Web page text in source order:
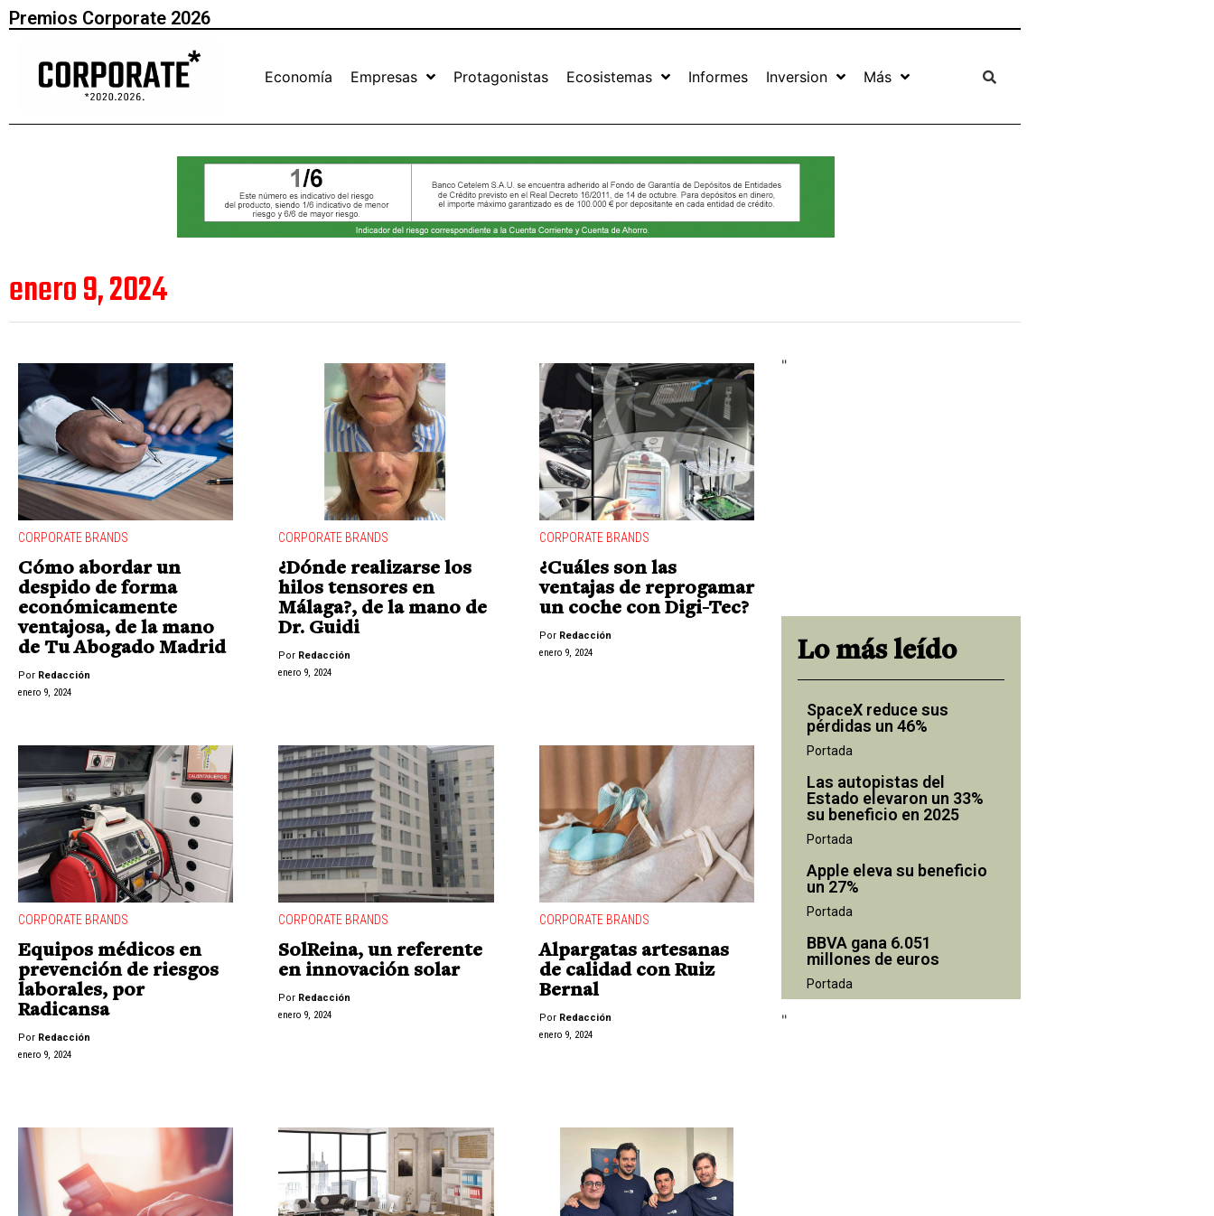
Premios Corporate 2026
Economía Empresas Protagonistas Ecosistemas Informes Inversion Más
enero 9, 2024
CORPORATE BRANDS
Cómo abordar un
despido de forma
económicamente
ventajosa, de la mano
de Tu Abogado Madrid
Por Redacción
enero 9, 2024
CORPORATE BRANDS
¿Dónde realizarse los
hilos tensores en
Málaga?, de la mano de
Dr. Guidi
Por Redacción
enero 9, 2024
CORPORATE BRANDS
¿Cuáles son las
ventajas de reprogamar
un coche con Digi-Tec?
Por Redacción
enero 9, 2024
CORPORATE BRANDS
Equipos médicos en
prevención de riesgos
laborales, por
Radicansa
Por Redacción
enero 9, 2024
CORPORATE BRANDS
SolReina, un referente
en innovación solar
Por Redacción
enero 9, 2024
CORPORATE BRANDS
Alpargatas artesanas
de calidad con Ruiz
Bernal
Por Redacción
enero 9, 2024
"
Lo más leído
SpaceX reduce sus
pérdidas un 46%
Portada
Las autopistas del
Estado elevaron un 33%
su beneficio en 2025
Portada
Apple eleva su beneficio
un 27%
Portada
BBVA gana 6.051
millones de euros
Portada
"